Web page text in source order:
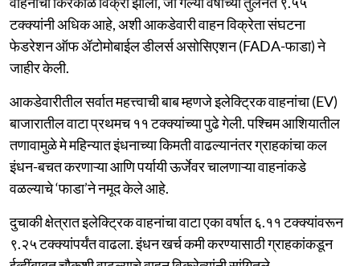
टक्क्यांनी अधिक आहे, अशी आकडेवारी वाहन विक्रेता संघटना
फेडरेशन ऑफ ॲटोमोबाईल डीलर्स असोसिएशन (FADA-फाडा) ने
जाहीर केली.
आकडेवारीतील सर्वात महत्त्वाची बाब म्हणजे इलेक्ट्रिक वाहनांचा (EV)
बाजारातील वाटा प्रथमच ११ टक्क्यांच्या पुढे गेली. पश्चिम आशियातील
तणावामुळे मे महिन्यात इंधनाच्या किमती वाढल्यानंतर ग्राहकांचा कल
इंधन-बचत करणाऱ्या आणि पर्यायी ऊर्जेवर चालणाऱ्या वाहनांकडे
वळल्याचे ‘फाडा’ने नमूद केले आहे.
दुचाकी क्षेत्रात इलेक्ट्रिक वाहनांचा वाटा एका वर्षात ६.११ टक्क्यांवरून
९.२५ टक्क्यांपर्यंत वाढला. इंधन खर्च कमी करण्यासाठी ग्राहकांकडून